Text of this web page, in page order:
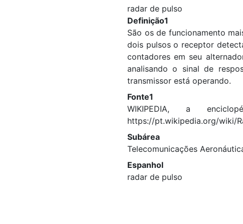
radar de pulso
Definição1
São os de funcionamento
dois pulsos o receptor
contadores em seu
analisando o sinal de
transmissor está operando.
Fonte1
WIKIPEDIA, a
https://pt.wikipedia.org/wiki/
Subárea
Telecomunicações
Espanhol
radar de pulso